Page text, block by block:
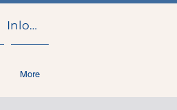
Inloggen
More